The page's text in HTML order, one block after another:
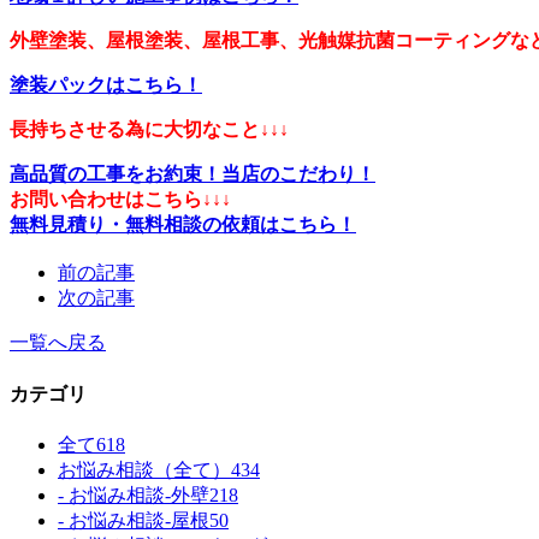
外壁塗装、屋根塗装、屋根工事、光触媒抗菌コーティングな
塗装パックはこちら！
長持ちさせる為に大切なこと↓↓↓
高品質の工事をお約束！当店のこだわり！
お問い合わせはこちら↓↓↓
無料見積り・無料相談の依頼はこちら！
前の記事
次の記事
一覧へ戻る
カテゴリ
全て618
お悩み相談（全て） 434
- お悩み相談-外壁218
- お悩み相談-屋根50